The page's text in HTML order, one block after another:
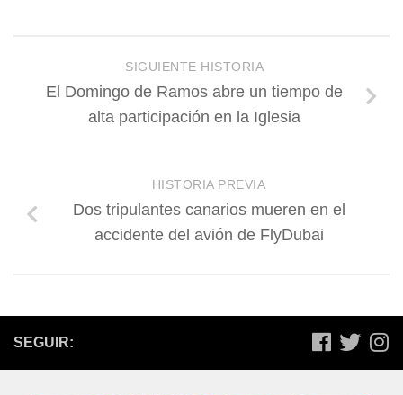
SIGUIENTE HISTORIA
El Domingo de Ramos abre un tiempo de
alta participación en la Iglesia
HISTORIA PREVIA
Dos tripulantes canarios mueren en el
accidente del avión de FlyDubai
SEGUIR: